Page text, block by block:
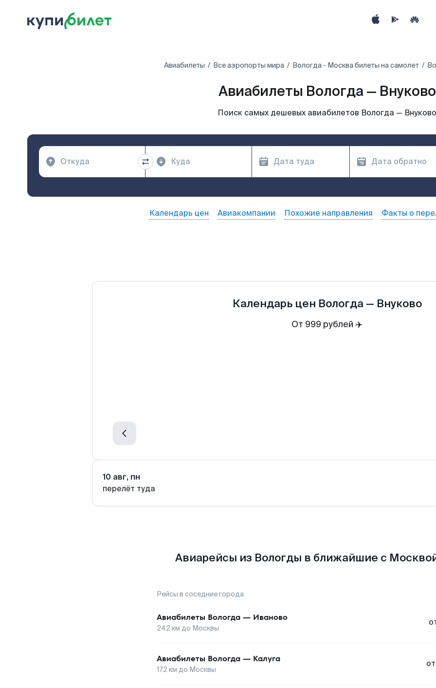
Авиабилеты Все аэропорты мира Вологда - Москва билеты на самолет
Авиабилеты Вологда — Внуково
Поиск самых дешевых авиабилетов Вологда — Внуково
Календарь цен Авиакомпании Похожие направления Факты о
Календарь цен Вологда — Внуково
От 999 рублей ✈️
10 авг, пн
перелёт туда
Авиарейсы из Вологды в ближайшие с
Рейсы в соседние города
Авиабилеты Вологда — Иваново
242 км до Москвы
Авиабилеты Вологда — Калуга
172 км до Москвы
от